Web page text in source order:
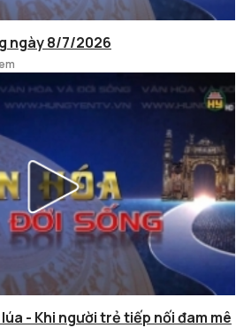
ngày 8/7/2026
- Khi người trẻ tiếp nối đam mê